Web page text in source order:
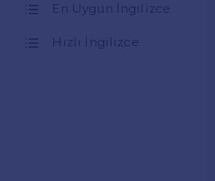
En Uygun İngilizce
Hızlı İngilizce